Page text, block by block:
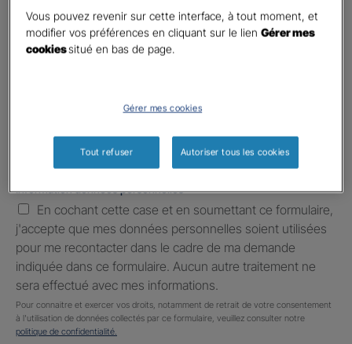
United
States
+1
E-mail*
Information données personnelles*
En cochant cette case et en soumettant ce formulaire,
j'accepte que mes données personnelles soient utilisées
pour me recontacter dans le cadre de ma demande
indiquée dans ce formulaire. Aucun autre traitement ne
sera effectué avec mes informations.
Pour connaitre et exercer vos droits, notamment de retrait de votre consentement
à l'utilisation de données collectés par ce formulaire, veuillez consulter notre
politique de confidentialité.
Vous pouvez revenir sur cette interface, à tout moment, et
modifier vos préférences en cliquant sur le lienGérer mes
cookiessitué en bas de page.
Gérer mes cookies
Tout refuser Autoriser tous les cookies